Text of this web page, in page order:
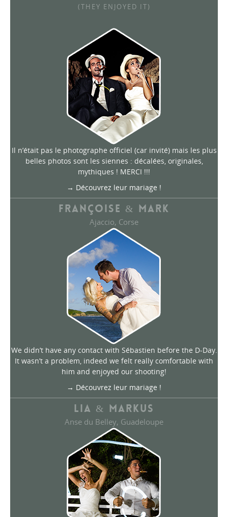
(THEY ENJOYED IT)
Il n’était pas le photographe officiel (car invité) mais les plus
belles photos sont les siennes : décalées, originales,
mythiques ! MERCI !!!
→ Découvrez leur mariage !
FRANÇOISE & MARK
Ajaccio, Corse
We didn’t have any contact with Sébastien before the D-Day.
It wasn’t a problem, indeed we felt really comfortable with
him and enjoyed our shooting!
→ Découvrez leur mariage !
LIA & MARKUS
Anse du Belley, Guadeloupe